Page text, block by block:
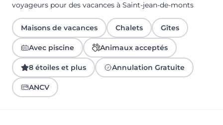
voyageurs pour des vacances à Saint-jean-de-monts
Maisons de vacances Chalets Gîtes
Avec piscine Animaux acceptés
8 étoiles et plus Annulation Gratuite
ANCV